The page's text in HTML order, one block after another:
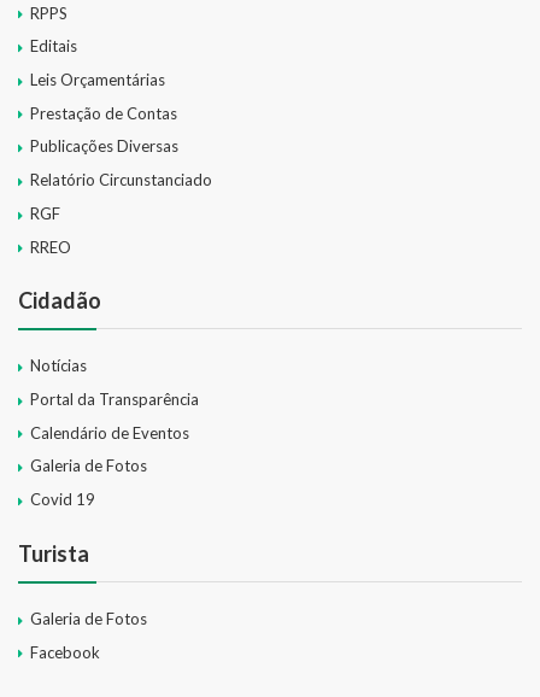
RPPS
Editais
Leis Orçamentárias
Prestação de Contas
Publicações Diversas
Relatório Circunstanciado
RGF
RREO
Cidadão
Notícias
Portal da Transparência
Calendário de Eventos
Galeria de Fotos
Covid 19
Turista
Galeria de Fotos
Facebook